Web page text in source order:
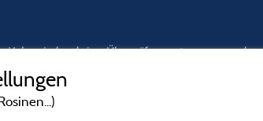
Jahre sind und einer Überprüfung unterzogen wurden.